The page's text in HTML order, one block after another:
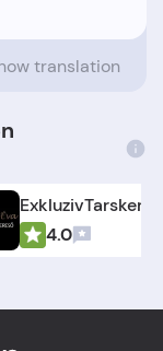
translation
4.0